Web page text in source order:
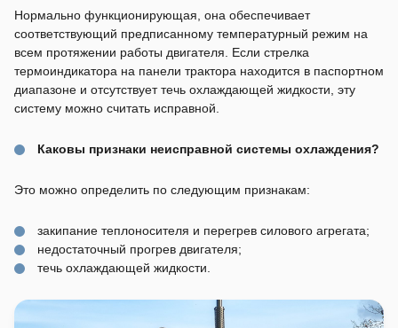
Нормально функционирующая, она обеспечивает
соответствующий предписанному температурный режим на
всем протяжении работы двигателя. Если стрелка
термоиндикатора на панели трактора находится в паспортном
диапазоне и отсутствует течь охлаждающей жидкости, эту
систему можно считать исправной.
Каковы признаки неисправной системы охлаждения?
Это можно определить по следующим признакам:
закипание теплоносителя и перегрев силового агрегата;
недостаточный прогрев двигателя;
течь охлаждающей жидкости.